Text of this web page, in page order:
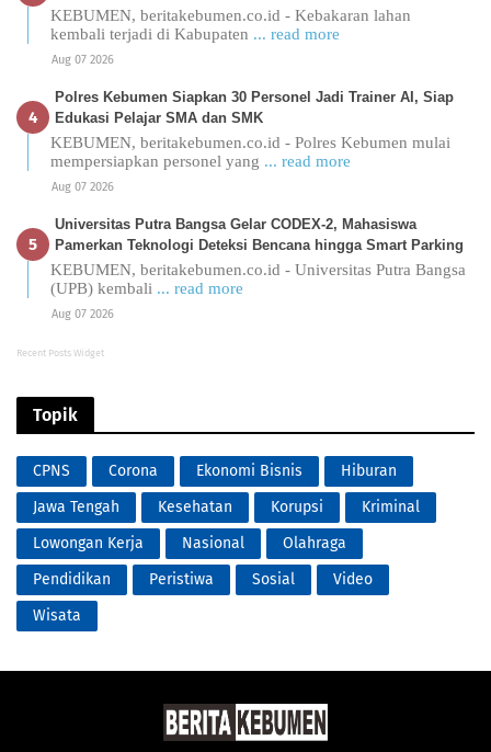
KEBUMEN, beritakebumen.co.id - Kebakaran lahan
kembali terjadi di Kabupaten ... read more
Aug 07 2026
Polres Kebumen Siapkan 30 Personel Jadi Trainer AI, Siap
Edukasi Pelajar SMA dan SMK
KEBUMEN, beritakebumen.co.id - Polres Kebumen mulai
mempersiapkan personel yang ... read more
Aug 07 2026
Universitas Putra Bangsa Gelar CODEX-2, Mahasiswa
Pamerkan Teknologi Deteksi Bencana hingga Smart Parking
KEBUMEN, beritakebumen.co.id - Universitas Putra Bangsa
(UPB) kembali ... read more
Aug 07 2026
Recent Posts Widget
Topik
CPNS Corona Ekonomi Bisnis
Hiburan
Jawa Tengah
Kesehatan Korupsi
Kriminal
Lowongan Kerja
Nasional
Olahraga
Pendidikan
Peristiwa Sosial
Video
Wisata